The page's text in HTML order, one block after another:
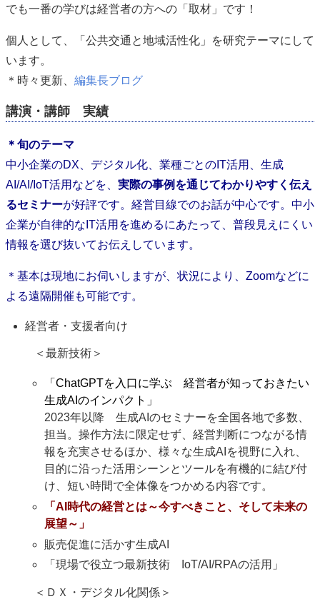
でも一番の学びは経営者の方への「取材」です！
個人として、「公共交通と地域活性化」を研究テーマにして
います。
＊時々更新、 編集長ブログ
講演・講師 実績
＊旬のテーマ
中小企業のDX、デジタル化、業種ごとのIT活用、生成
AI/AI/IoT活用などを、 実際の事例を通じてわかりやすく伝え
るセミナーが好評です。経営目線でのお話が中心です。中小
企業が自律的なIT活用を進めるにあたって、普段見えにくい
情報を選び抜いてお伝えしています。
＊基本は現地にお伺いしますが、状況により、Zoomなどに
よる遠隔開催も可能です。
経営者・支援者向け
＜最新技術＞
「ChatGPTを入口に学ぶ 経営者が知っておきたい
生成AIのインパクト」
2023年以降 生成AIのセミナーを全国各地で多数、
担当。操作方法に限定せず、経営判断につながる情
報を充実させるほか、様々な生成AIを視野に入れ、
目的に沿った活用シーンとツールを有機的に結び付
け、短い時間で全体像をつかめる内容です。
「AI時代の経営とは～今すべきこと、そして未来の
展望～」
販売促進に活かす生成AI
「現場で役立つ最新技術 IoT/AI/RPAの活用」
＜ＤＸ・デジタル化関係＞